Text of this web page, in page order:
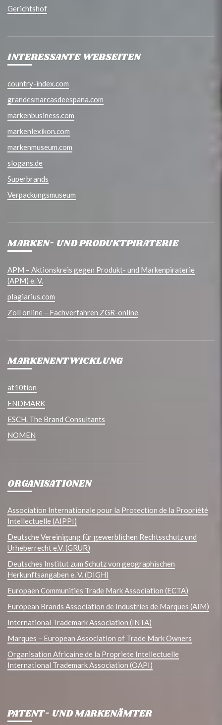
Gerichtshof
INTERESSANTE WEBSEITEN
country-index.com
grandesmarcasdeespana.com
markenbusiness.com
markenlexikon.com
markenmuseum.com
slogans.de
Superbrands
Verpackungsmuseum
MARKEN- UND PRODUKTPIRATERIE
APM – Aktionskreis gegen Produkt- und Markenpiraterie
(APM) e. V.
plagiarius.com
Zoll online – Fachverfahren ZGR-online
MARKENENTWICKLUNG
at10tion
ENDMARK
ESCH. The Brand Consultants
NOMEN
ORGANISATIONEN
Association Internationale pour la Protection de la Propriété
Intellectuelle (AIPPI)
Deutsche Vereinigung für gewerblichen Rechtsschutz und
Urheberrecht e.V. (GRUR)
Deutsches Institut zum Schutz von geographischen
Herkunftsangaben e. V. (DIGH)
Europaen Communities Trade Mark Association (ECTA)
European Brands Association de Industries de Marques (AIM)
International Trademark Association (INTA)
Marques – European Association of Trade Mark Owners
Organisation Africaine de la Propriete Intellectuelle
International Trademark Association (OAPI)
PATENT- UND MARKENÄMTER